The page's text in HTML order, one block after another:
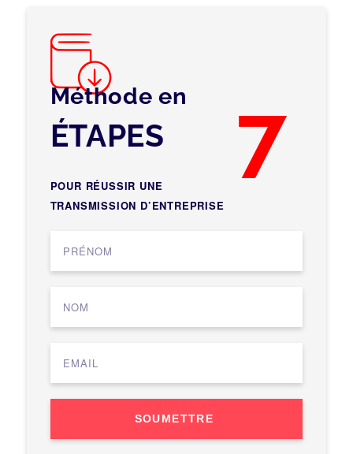
Méthode en 7
ÉTAPES
POUR RÉUSSIR UNE
TRANSMISSION D’ENTREPRISE
SOUMETTRE